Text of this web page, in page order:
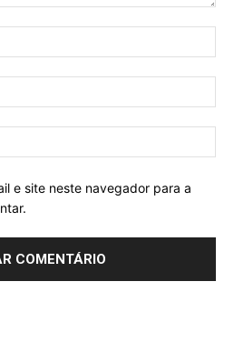
e site neste navegador para a